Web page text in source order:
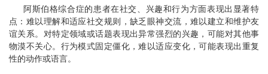
阿斯伯格综合症的患者在社交、兴趣和行为方面表现出显著特
点：难以理解和适应社交规则，缺乏眼神交流，难以建立和维护友
谊关系。对特定领域或话题表现出异常强烈的兴趣，可能对其他事
物漠不关心。行为模式固定僵化，难以适应变化，可能表现出重复
性的动作或语言。